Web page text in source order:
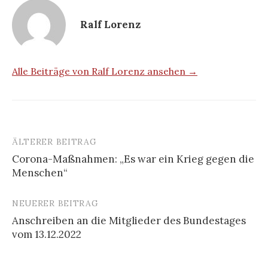
Ralf Lorenz
Alle Beiträge von Ralf Lorenz ansehen →
Beitrags-
Navigation
ÄLTERER BEITRAG
Corona-Maßnahmen: „Es war ein Krieg gegen die
Menschen“
NEUERER BEITRAG
Anschreiben an die Mitglieder des Bundestages
vom 13.12.2022